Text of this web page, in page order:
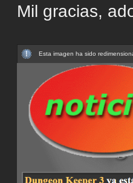
Mil gracias,
Esta imagen ha sido